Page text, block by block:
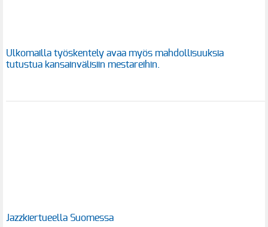
Ulkomailla työskentely avaa myös mahdollisuuksia
tutustua kansainvälisiin mestareihin.
Jazzkiertueella Suomessa